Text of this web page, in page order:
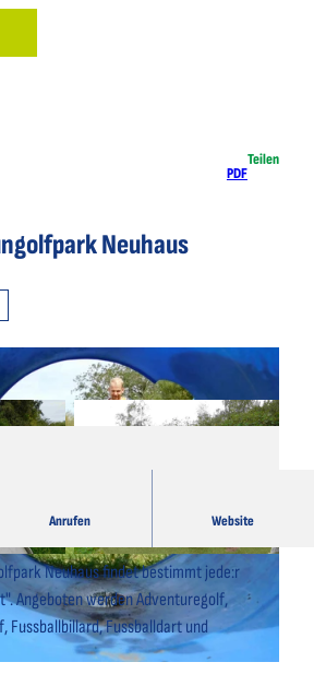
PDF
Teilen
Neuhaus
© Stefan Eichsteller |CC0
Anrufen Website
Familie - 6 Spielsysteme auf einer
Neuhaus findet bestimmt jede:r
Angeboten werden Adventuregolf,
Fussballbillard, Fussballdart und